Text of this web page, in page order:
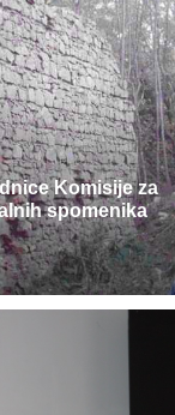
Komisije za
spomenika